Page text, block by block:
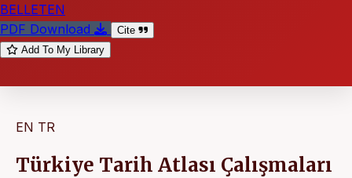
BELLETEN
PDF Download
Cite
Add To My Library
EN TR
Türkiye Tarih Atlası Çalışmaları